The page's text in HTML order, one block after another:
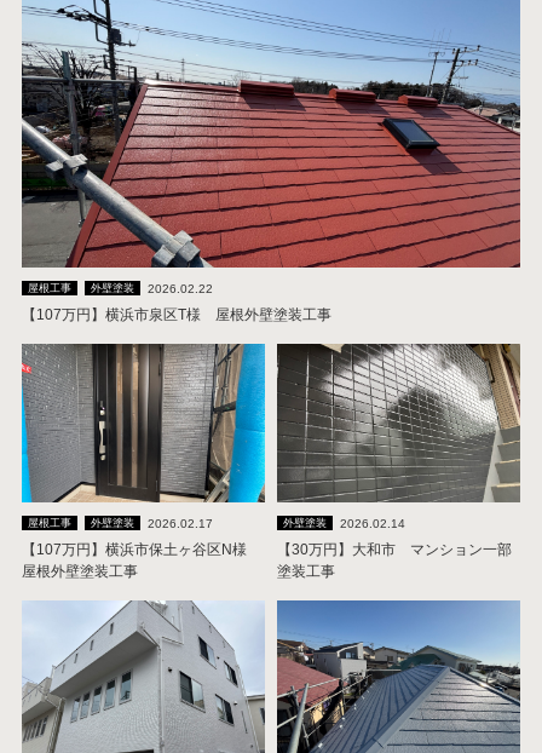
屋根工事 外壁塗装 2026.02.22
【107万円】横浜市泉区T様 屋根外壁塗装工事
屋根工事 外壁塗装 2026.02.17
【107万円】横浜市保土ヶ谷区N様
屋根外壁塗装工事
外壁塗装 2026.02.14
【30万円】大和市 マンション一部
塗装工事